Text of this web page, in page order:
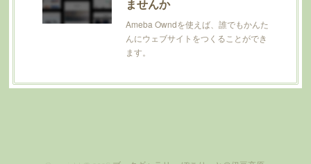
ませんか
Ameba Owndを使えば、誰でもかんた
んにウェブサイトをつくることができ
ます。